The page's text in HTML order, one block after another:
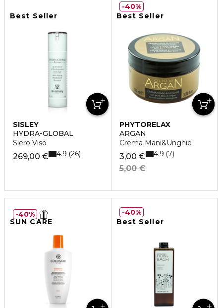
Best Seller
SISLEY
HYDRA-GLOBAL
Siero Viso
269,00 € 4.9 26
Best Seller
PHYTORELAX
ARGAN
Crema Mani&Unghie
3,00 €
5,00 €
4.9 7
40%
SUN CARE
40%
Best Seller
40%